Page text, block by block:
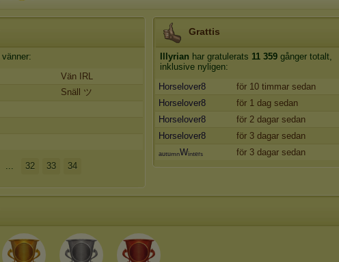
vänner:
Vän IRL
Snäll ツ
... 32 33 34
Grattis
Illyrian har gratulerats 11 359 gånger totalt,
inklusive nyligen:
Horselover8
för 10 timmar sedan
Horselover8
för 1 dag sedan
Horselover8
för 2 dagar sedan
Horselover8
för 3 dagar sedan
ₐᵤₜᵤₘₙWᵢₙₜₑᵣₛ
för 3 dagar sedan